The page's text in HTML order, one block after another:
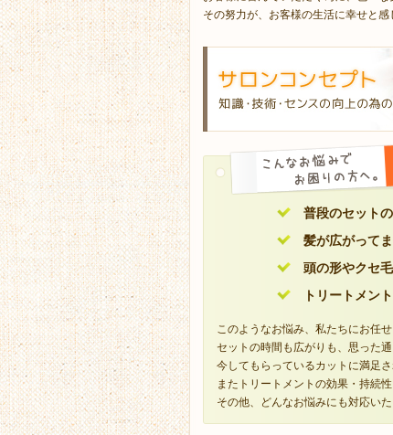
その努力が、お客様の生活に幸せと感
普段のセット
髪が広がって
頭の形やクセ
トリートメン
このようなお悩み、私たちにお任せ
セットの時間も広がりも、思った
今してもらっているカットに満足
またトリートメントの効果・持続
その他、どんなお悩みにも対応いた